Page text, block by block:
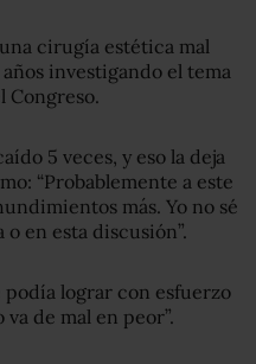
cirugía estética mal
investigando el tema
Congreso.
5 veces, y eso la deja
“Probablemente a este
más. Yo no sé
o en esta discusión”.
podía lograr con esfuerzo
de mal en peor”.